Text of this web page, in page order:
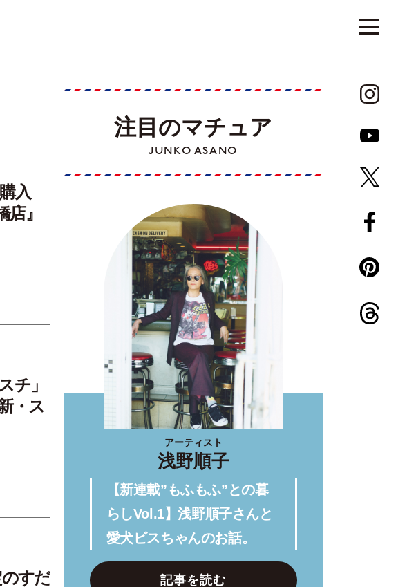
入
』
チ」
・ス
すだ
注目のマチュア
JUNKO ASANO
アーティスト
浅野順子
【新連載”もふもふ”との暮
らしVol.1】浅野順子さんと
愛犬ビスちゃんのお話。
記事を読む